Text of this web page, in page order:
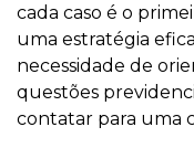
cada caso é o
uma estratégia
necessidade de
questões
contatar para uma